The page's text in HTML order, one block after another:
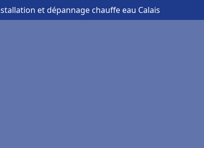
et dépannage chauffe eau Calais